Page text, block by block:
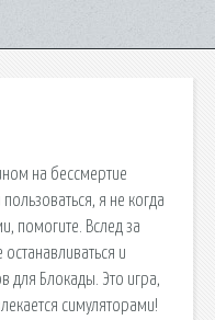
на бессмертие
я не когда
помогите. Вслед за
и
для Блокады. Это игра,
симуляторами!